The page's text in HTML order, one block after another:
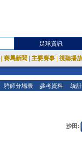
足球資訊
賽馬新聞 主要賽事 視聽播
騎師分場表 參考資料 統
沙田: